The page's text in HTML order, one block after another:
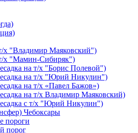
х "Владимир Маяковский")
х "Мамин-Сибиряк")
на т/х "Борис Полевой")
на т/х "Юрий Никулин")
на т/х «Павел Бажов»)
на т/х Владимир Маяковский)
с т/х "Юрий Никулин")
Чебоксары
пороги
порог